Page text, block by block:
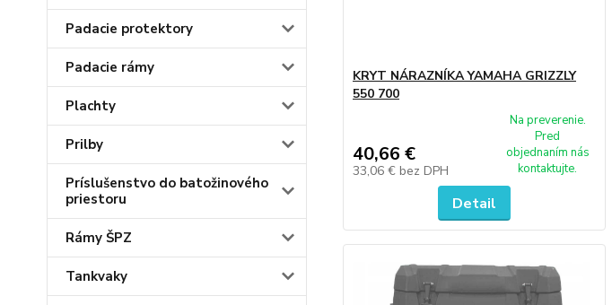
Padacie protektory
Padacie rámy
Plachty
Prilby
Príslušenstvo do batožinového
priestoru
Rámy ŠPZ
Tankvaky
KRYT NÁRAZNÍKA YAMAHA GRIZZLY
550 700
40,66 €
33,06 € bez DPH
Na preverenie.
Pred
objednaním nás
kontaktujte.
Detail